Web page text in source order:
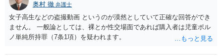
奥村 徹 弁護士
女子高生などの盗撮動画 というのが漠然としていて正確な回答ができ
ません。 一般論としては、裸とか性交場面であれば購入者は児童ポル
ノ単純所持罪（7条1項）を疑われます。